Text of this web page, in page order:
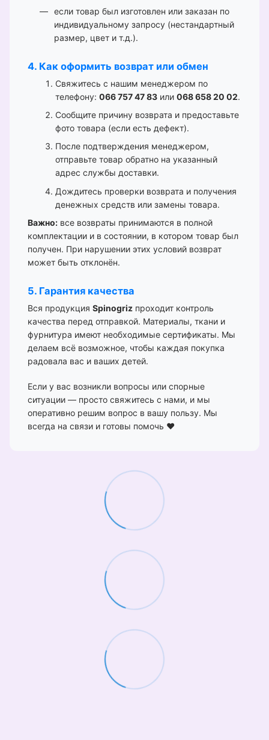
если товар был изготовлен или заказан по
индивидуальному запросу (нестандартный
размер, цвет и т.д.).
4. Как оформить возврат или обмен
Свяжитесь с нашим менеджером по
телефону: 066 757 47 83 или 068 658 20 02.
Сообщите причину возврата и предоставьте
фото товара (если есть дефект).
После подтверждения менеджером,
отправьте товар обратно на указанный
адрес службы доставки.
Дождитесь проверки возврата и получения
денежных средств или замены товара.
Важно: все возвраты принимаются в полной
комплектации и в состоянии, в котором товар был
получен. При нарушении этих условий возврат
может быть отклонён.
5. Гарантия качества
Вся продукция Spinogriz проходит контроль
качества перед отправкой. Материалы, ткани и
фурнитура имеют необходимые сертификаты. Мы
делаем всё возможное, чтобы каждая покупка
радовала вас и ваших детей.
Если у вас возникли вопросы или спорные
ситуации — просто свяжитесь с нами, и мы
оперативно решим вопрос в вашу пользу. Мы
всегда на связи и готовы помочь ❤️